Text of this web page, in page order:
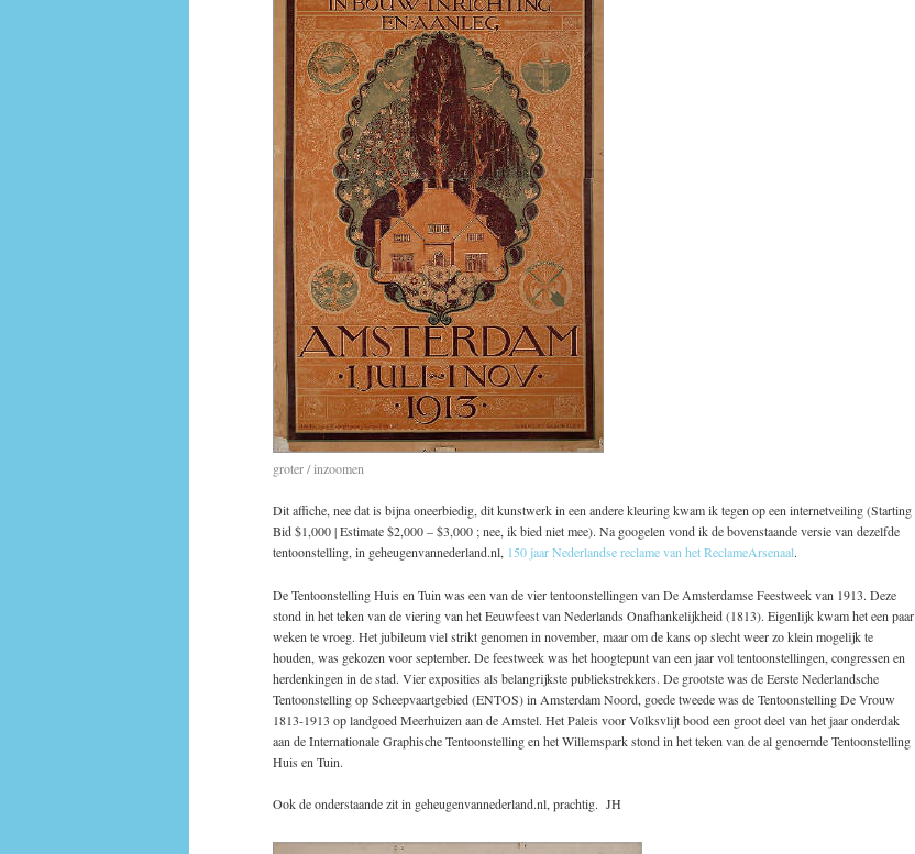
groter / inzoomen
Dit affiche, nee dat is bijna oneerbiedig, dit kunstwerk in een andere kleuring kwam ik tegen op een internetveiling (Starting
Bid $1,000 | Estimate $2,000 – $3,000 ; nee, ik bied niet mee). Na googelen vond ik de bovenstaande versie van dezelfde
tentoonstelling, in geheugenvannederland.nl, 150 jaar Nederlandse reclame van het ReclameArsenaal.
De Tentoonstelling Huis en Tuin was een van de vier tentoonstellingen van De Amsterdamse Feestweek van 1913. Deze
stond in het teken van de viering van het Eeuwfeest van Nederlands Onafhankelijkheid (1813). Eigenlijk kwam het een paar
weken te vroeg. Het jubileum viel strikt genomen in november, maar om de kans op slecht weer zo klein mogelijk te
houden, was gekozen voor september. De feestweek was het hoogtepunt van een jaar vol tentoonstellingen, congressen en
herdenkingen in de stad. Vier exposities als belangrijkste publiekstrekkers. De grootste was de Eerste Nederlandsche
Tentoonstelling op Scheepvaartgebied (ENTOS) in Amsterdam Noord, goede tweede was de Tentoonstelling De Vrouw
1813-1913 op landgoed Meerhuizen aan de Amstel. Het Paleis voor Volksvlijt bood een groot deel van het jaar onderdak
aan de Internationale Graphische Tentoonstelling en het Willemspark stond in het teken van de al genoemde Tentoonstelling
Huis en Tuin.
Ook de onderstaande zit in geheugenvannederland.nl, prachtig. JH